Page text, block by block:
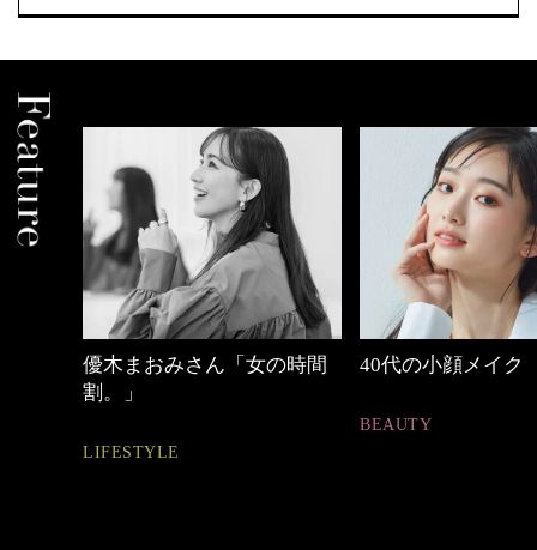
40代の小顔メイク
【ワーママのきれ